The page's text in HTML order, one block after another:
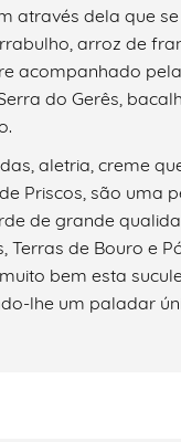
através dela que
arroz de
acompanhado
do Gerês,
aletria, creme
Priscos, são uma
de grande
Terras de Bouro e
bem esta
lhe um paladar